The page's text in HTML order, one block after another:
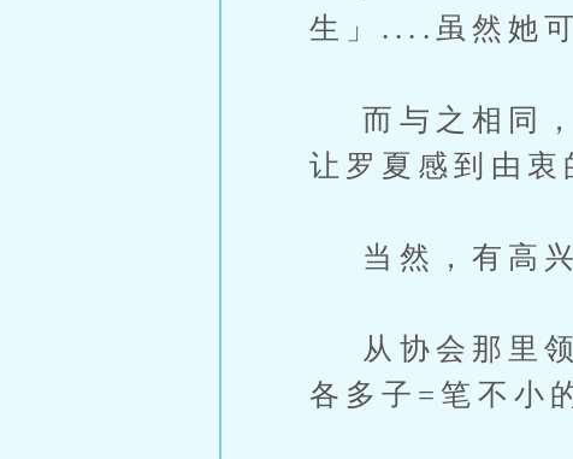
生」....虽然她
而与之相同，
让罗夏感到由衷
当然，有高兴
从协会那里领
各多子=笔不小